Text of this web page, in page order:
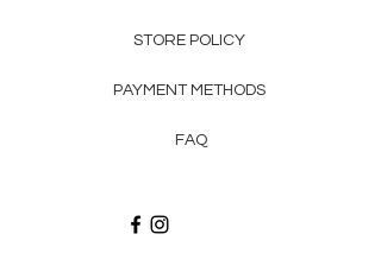
STORE POLICY
PAYMENT METHODS
FAQ